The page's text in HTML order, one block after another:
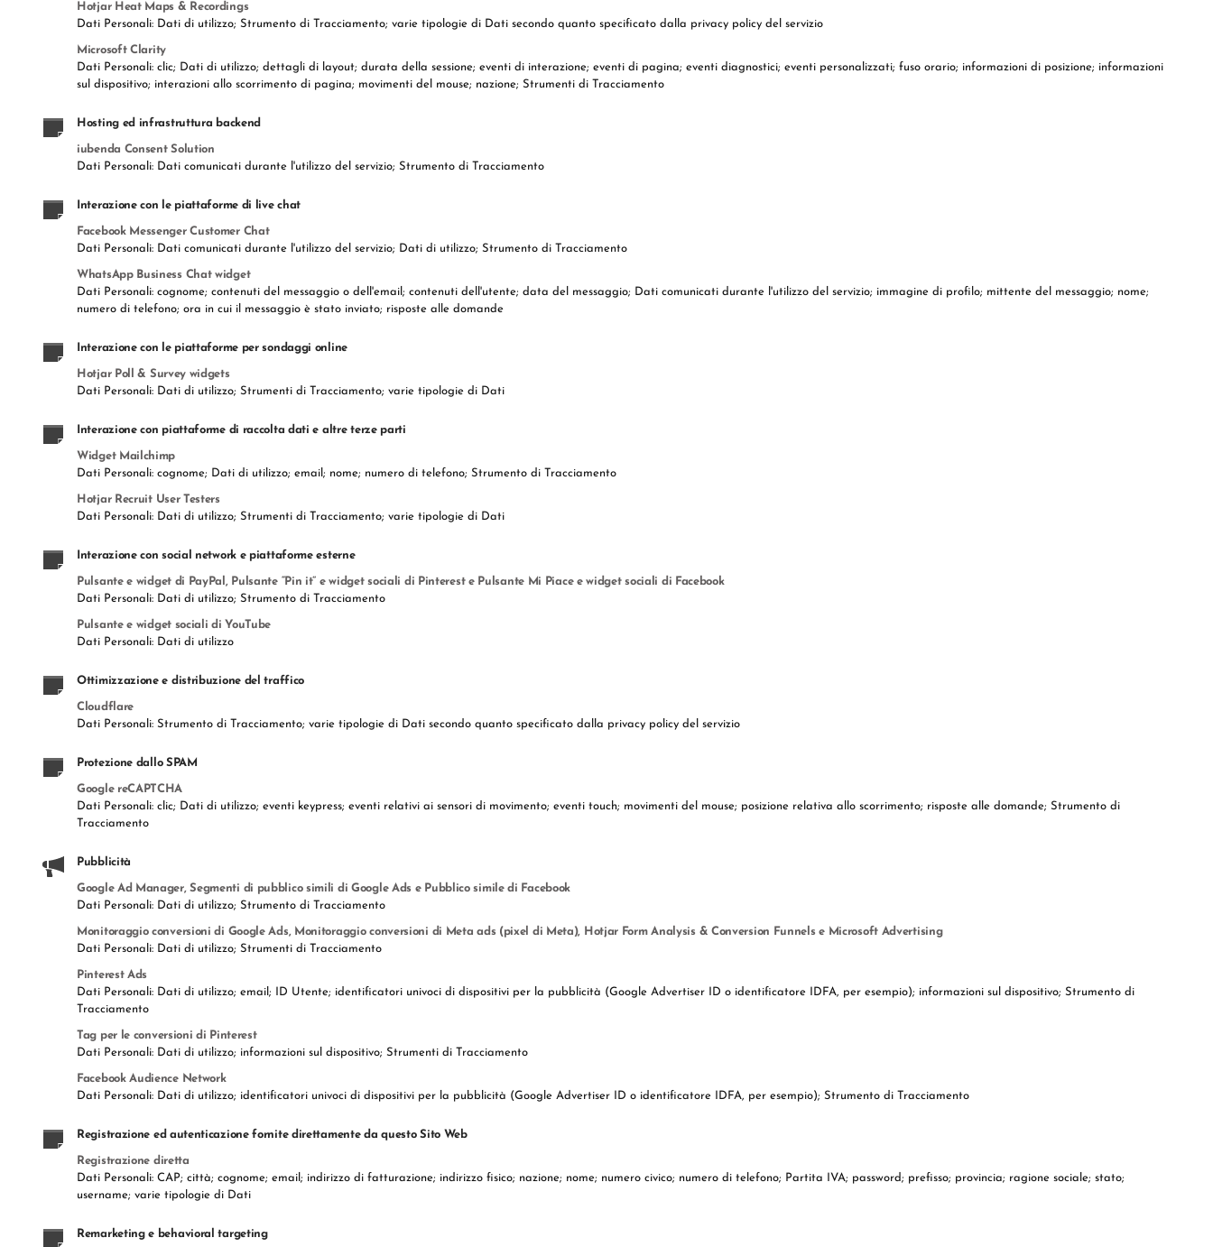
Hotjar Heat Maps & Recordings
Dati Personali: Dati di utilizzo; Strumento di Tracciamento; varie tipologie di Dati secondo quanto specificato dalla privacy policy del servizio
Microsoft Clarity
Dati Personali: clic; Dati di utilizzo; dettagli di layout; durata della sessione; eventi di interazione; eventi di pagina; eventi diagnostici; eventi personalizzati; fuso orario; informazioni di posizione; informazioni
sul dispositivo; interazioni allo scorrimento di pagina; movimenti del mouse; nazione; Strumenti di Tracciamento
Hosting ed infrastruttura backend
iubenda Consent Solution
Dati Personali: Dati comunicati durante l'utilizzo del servizio; Strumento di Tracciamento
Interazione con le piattaforme di live chat
Facebook Messenger Customer Chat
Dati Personali: Dati comunicati durante l'utilizzo del servizio; Dati di utilizzo; Strumento di Tracciamento
WhatsApp Business Chat widget
Dati Personali: cognome; contenuti del messaggio o dell'email; contenuti dell'utente; data del messaggio; Dati comunicati durante l'utilizzo del servizio; immagine di profilo; mittente del messaggio; nome;
numero di telefono; ora in cui il messaggio è stato inviato; risposte alle domande
Interazione con le piattaforme per sondaggi online
Hotjar Poll & Survey widgets
Dati Personali: Dati di utilizzo; Strumenti di Tracciamento; varie tipologie di Dati
Interazione con piattaforme di raccolta dati e altre terze parti
Widget Mailchimp
Dati Personali: cognome; Dati di utilizzo; email; nome; numero di telefono; Strumento di Tracciamento
Hotjar Recruit User Testers
Dati Personali: Dati di utilizzo; Strumenti di Tracciamento; varie tipologie di Dati
Interazione con social network e piattaforme esterne
Pulsante e widget di PayPal, Pulsante “Pin it” e widget sociali di Pinterest e Pulsante Mi Piace e widget sociali di Facebook
Dati Personali: Dati di utilizzo; Strumento di Tracciamento
Pulsante e widget sociali di YouTube
Dati Personali: Dati di utilizzo
Ottimizzazione e distribuzione del traffico
Cloudflare
Dati Personali: Strumento di Tracciamento; varie tipologie di Dati secondo quanto specificato dalla privacy policy del servizio
Protezione dallo SPAM
Google reCAPTCHA
Dati Personali: clic; Dati di utilizzo; eventi keypress; eventi relativi ai sensori di movimento; eventi touch; movimenti del mouse; posizione relativa allo scorrimento; risposte alle domande; Strumento di
Tracciamento
Pubblicità
Google Ad Manager, Segmenti di pubblico simili di Google Ads e Pubblico simile di Facebook
Dati Personali: Dati di utilizzo; Strumento di Tracciamento
Monitoraggio conversioni di Google Ads, Monitoraggio conversioni di Meta ads (pixel di Meta), Hotjar Form Analysis & Conversion Funnels e Microsoft Advertising
Dati Personali: Dati di utilizzo; Strumenti di Tracciamento
Pinterest Ads
Dati Personali: Dati di utilizzo; email; ID Utente; identificatori univoci di dispositivi per la pubblicità (Google Advertiser ID o identificatore IDFA, per esempio); informazioni sul dispositivo; Strumento di
Tracciamento
Tag per le conversioni di Pinterest
Dati Personali: Dati di utilizzo; informazioni sul dispositivo; Strumenti di Tracciamento
Facebook Audience Network
Dati Personali: Dati di utilizzo; identificatori univoci di dispositivi per la pubblicità (Google Advertiser ID o identificatore IDFA, per esempio); Strumento di Tracciamento
Registrazione ed autenticazione fornite direttamente da questo Sito Web
Registrazione diretta
Dati Personali: CAP; città; cognome; email; indirizzo di fatturazione; indirizzo fisico; nazione; nome; numero civico; numero di telefono; Partita IVA; password; prefisso; provincia; ragione sociale; stato;
username; varie tipologie di Dati
Remarketing e behavioral targeting